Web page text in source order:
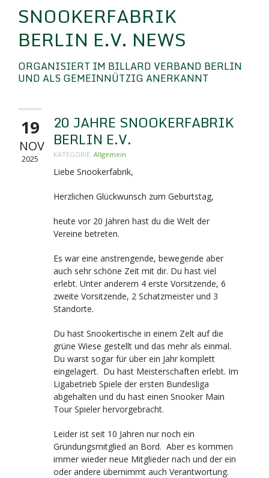
SNOOKERFABRIK
BERLIN E.V. NEWS
ORGANISIERT IM BILLARD VERBAND BERLIN
UND ALS GEMEINNÜTZIG ANERKANNT
19
NOV
2025
20 JAHRE SNOOKERFABRIK
BERLIN E.V.
KATEGORIE: Allgemein
Liebe Snookerfabrik,
Herzlichen Glückwunsch zum Geburtstag,
heute vor 20 Jahren hast du die Welt der
Vereine betreten.
Es war eine anstrengende, bewegende aber
auch sehr schöne Zeit mit dir. Du hast viel
erlebt. Unter anderem 4 erste Vorsitzende, 6
zweite Vorsitzende, 2 Schatzmeister und 3
Standorte.
Du hast Snookertische in einem Zelt auf die
grüne Wiese gestellt und das mehr als einmal.
Du warst sogar für über ein Jahr komplett
eingelagert. Du hast Meisterschaften erlebt. Im
Ligabetrieb Spiele der ersten Bundesliga
abgehalten und du hast einen Snooker Main
Tour Spieler hervorgebracht.
Leider ist seit 10 Jahren nur noch ein
Gründungsmitglied an Bord. Aber es kommen
immer wieder neue Mitglieder nach und der ein
oder andere übernimmt auch Verantwortung.